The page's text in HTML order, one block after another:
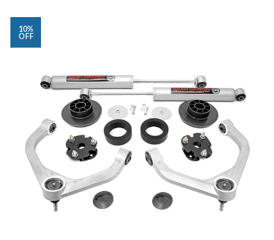
10%
OFF